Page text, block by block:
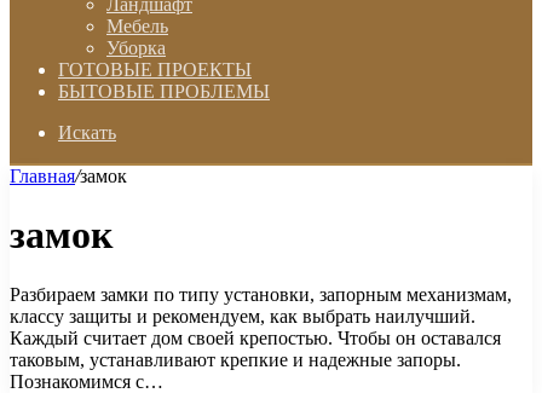
Ландшафт
Мебель
Уборка
ГОТОВЫЕ ПРОЕКТЫ
БЫТОВЫЕ ПРОБЛЕМЫ
Искать
Главная/замок
замок
Разбираем замки по типу установки, запорным механизмам,
классу защиты и рекомендуем, как выбрать наилучший.
Каждый считает дом своей крепостью. Чтобы он оставался
таковым, устанавливают крепкие и надежные запоры.
Познакомимся с…